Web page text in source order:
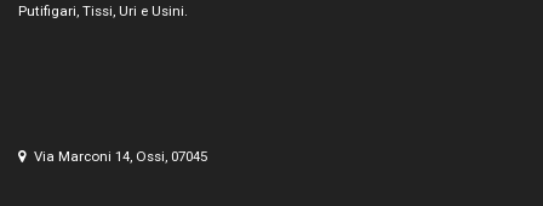
Putifigari, Tissi, Uri e Usini.
Via Marconi 14, Ossi, 07045